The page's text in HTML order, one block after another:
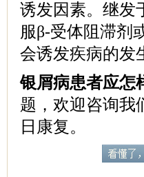
诱发因素。继发
服β-受体阻滞剂
会诱发疾病的发
银屑病患者应怎
题，欢迎咨询我
日康复。